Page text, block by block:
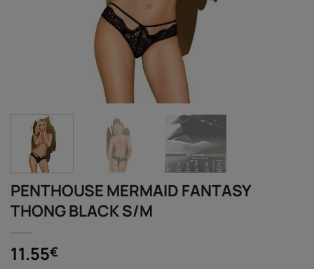
PENTHOUSE MERMAID FANTASY
THONG BLACK S/M
11.55€